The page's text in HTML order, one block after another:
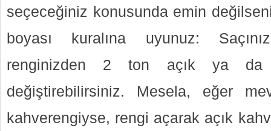
seçeceğiniz konusunda emin
boyası kuralına uyunuz:
renginizden 2 ton açık ya
değiştirebilirsiniz. Mesela, eğer
kahverengiyse, rengi açarak açık